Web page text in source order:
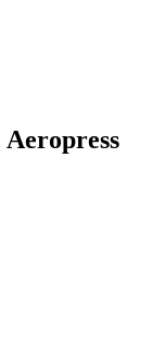
Aeropress